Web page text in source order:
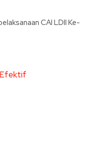
CAI LDII Ke-